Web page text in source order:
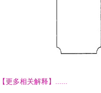
【更多相关解释】......